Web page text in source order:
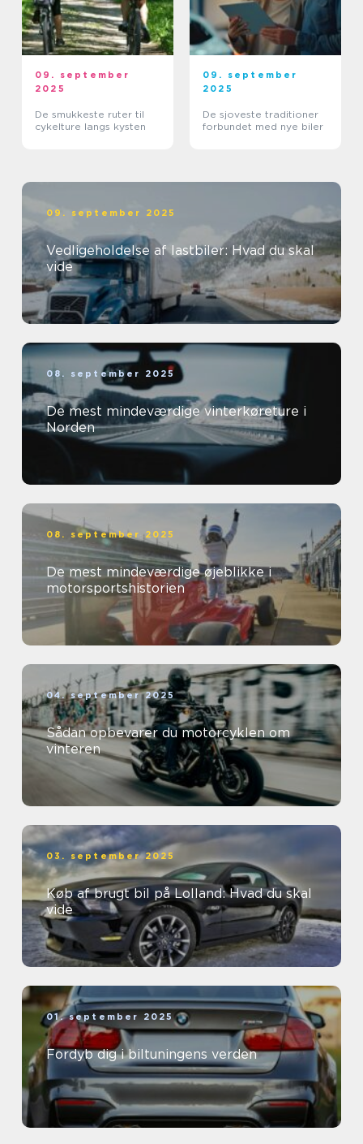
09. september
2025
De smukkeste ruter til
cykelture langs kysten
09. september
2025
De sjoveste traditioner
forbundet med nye biler
09. september 2025
Vedligeholdelse af lastbiler: Hvad du skal
vide
08. september 2025
De mest mindeværdige vinterkøreture i
Norden
08. september 2025
De mest mindeværdige øjeblikke i
motorsportshistorien
04. september 2025
Sådan opbevarer du motorcyklen om
vinteren
03. september 2025
Køb af brugt bil på Lolland: Hvad du skal
vide
01. september 2025
Fordyb dig i biltuningens verden